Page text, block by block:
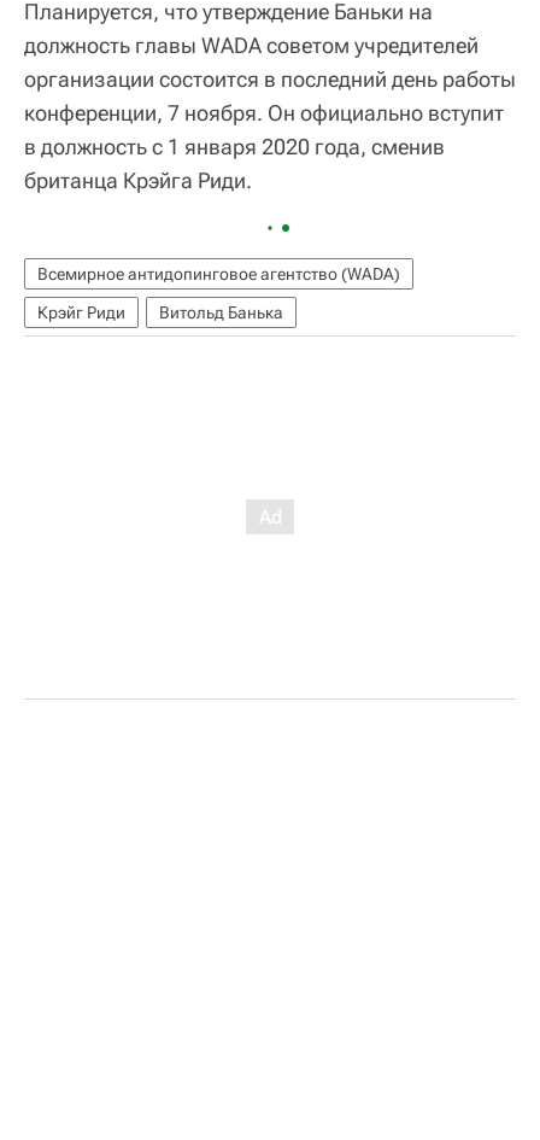
Планируется, что утверждение Баньки на
должность главы WADA советом учредителей
организации состоится в последний день работы
конференции, 7 ноября. Он официально вступит
в должность с 1 января 2020 года, сменив
британца Крэйга Риди.
Всемирное антидопинговое агентство (WADA)
Крэйг Риди
Витольд Банька